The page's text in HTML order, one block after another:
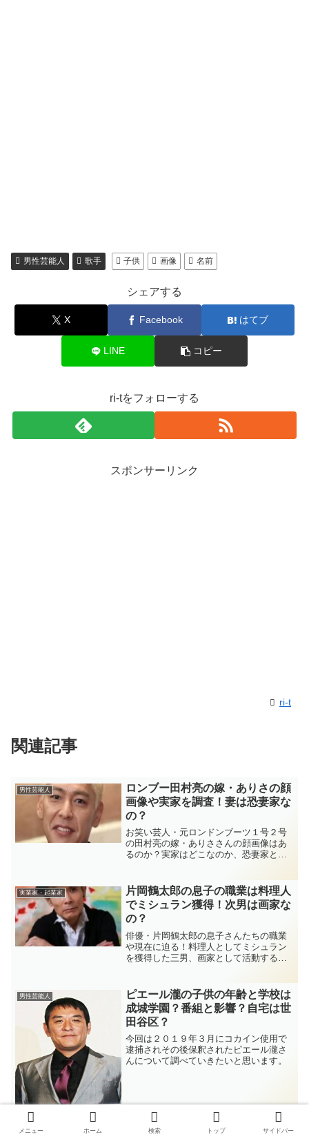
男性芸能人 歌手 子供 画像 名前
シェアする
X Facebook はてブ
LINE コピー
ri-tをフォローする
スポンサーリンク
ri-t
関連記事
男性芸能人
ロンブー田村亮の嫁・ありさの顔
画像や実家を調査！妻は恐妻家な
の？
お笑い芸人・元ロンドンブーツ１号２号
の田村亮の嫁・ありささんの顔画像はあ
るのか？実家はどこなのか、恐妻家とい
実業家・起業家
片岡鶴太郎の息子の職業は料理人
でミシュラン獲得！次男は画家な
の？
俳優・片岡鶴太郎の息子さんたちの職業
や現在に迫る！料理人としてミシュラン
を獲得した三男、画家として活動する次
で徹底解説します！
男性芸能人
ピエール瀧の子供の年齢と学校は
成城学園？番組と影響？自宅は世
田谷区？
今回は２０１９年３月にコカイン使用で
逮捕されその後保釈されたピエール瀧さ
んについて調べていきたいと思います。
メニュー ホーム 検索 トップ サイドバー